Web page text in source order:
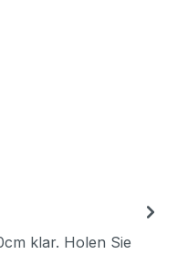
klar. Holen Sie